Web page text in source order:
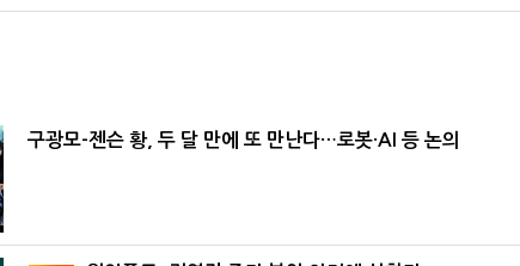
구광모-젠슨 황, 두 달 만에 또 만난다…로봇·AI 등 논의